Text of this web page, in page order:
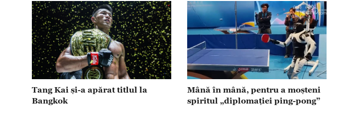
Tang Kai și-a apărat titlul la
Bangkok
Mână în mână, pentru a moșteni
spiritul „diplomației ping-pong”